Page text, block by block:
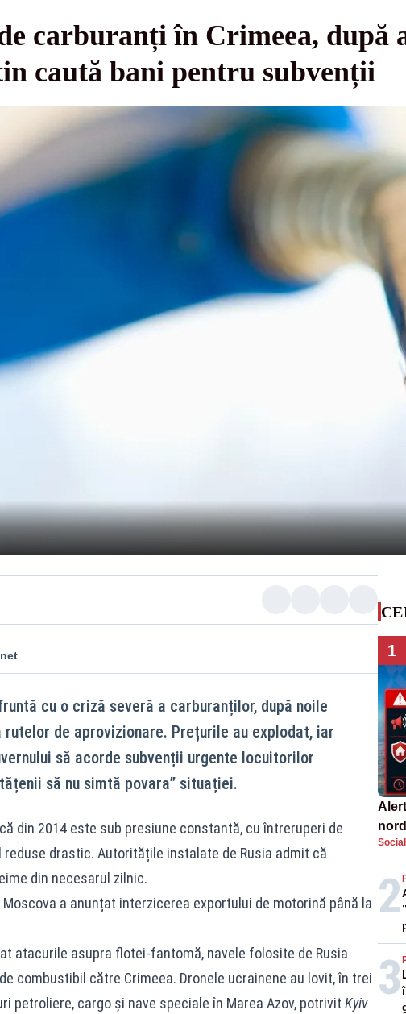
carburanți în Crimeea, după
caută bani pentru subvenții
cu o criză severă a carburanților, după noile
rutelor de aprovizionare. Prețurile au explodat, iar
să acorde subvenții urgente locuitorilor
să nu simtă povara” situației.
din 2014 este sub presiune constantă, cu întreruperi de
drastic. Autoritățile instalate de Rusia admit că
din necesarul zilnic.
a anunțat interzicerea exportului de motorină până la
atacurile asupra flotei‑fantomă, navele folosite de Rusia
combustibil către Crimeea. Dronele ucrainene au lovit, în trei
petroliere, cargo și nave speciale în Marea Azov, potrivit Kyiv
1
de
Social
2
3